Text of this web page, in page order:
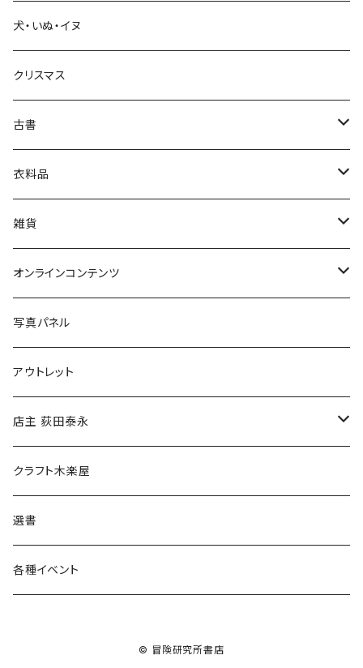
生活・暮らし
芸術・絵画・写真
絵本・児童書
娯楽・エンターテインメント
犬・いぬ・イヌ
クリスマス
古書
古書セット
美術
衣料品
POLEWARDS
Tシャツ
雑貨
バッグ
ブックカバー
マグカップ
傘
食料品
その他
オンラインコンテンツ
冒険クロストーク
写真パネル
アウトレット
店主 荻田泰永
書籍
ウェア
クラフト木楽屋
選書
各種イベント
© 冒険研究所書店